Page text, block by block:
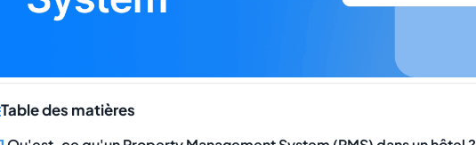
Table des matières